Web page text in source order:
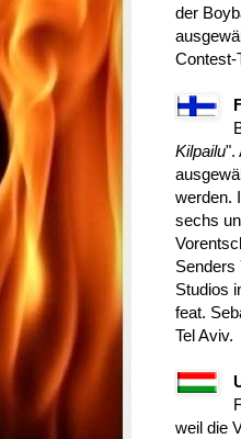
der
Contest-
Kilpailu".
werden.
sechs
Senders
Studios
feat.
Tel Aviv.
weil die